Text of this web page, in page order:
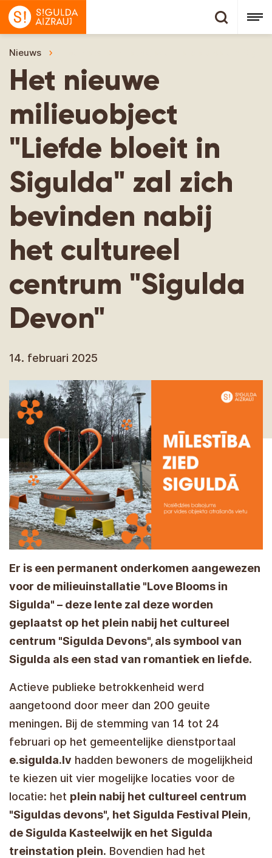
Nieuws
Het nieuwe
milieuobject
"Liefde bloeit in
Sigulda" zal zich
bevinden nabij
het cultureel
centrum "Sigulda
Devon"
14. februari 2025
Er is een permanent onderkomen aangewezen
voor de milieuinstallatie "Love Blooms in
Sigulda" – deze lente zal deze worden
geplaatst op het plein nabij het cultureel
centrum "Sigulda Devons", als symbool van
Sigulda als een stad van romantiek en liefde.
Actieve publieke betrokkenheid werd
aangetoond door meer dan 200 geuite
meningen. Bij de stemming van 14 tot 24
februari op het gemeentelijke dienstportaal
e.sigulda.lv hadden bewoners de mogelijkheid
te kiezen uit vier mogelijke locaties voor de
locatie: het plein nabij het cultureel centrum
"Siguldas devons", het Sigulda Festival Plein,
de Sigulda Kasteelwijk en het Sigulda
treinstation plein. Bovendien had het